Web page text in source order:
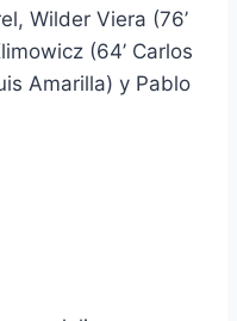
Wilder Viera (76’
(64’ Carlos
Amarilla) y Pablo